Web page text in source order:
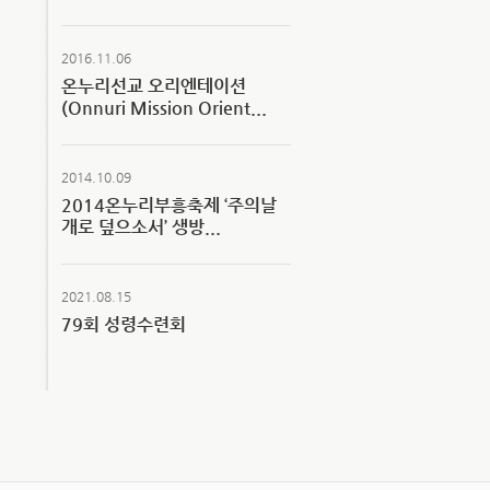
2016.11.06
온누리선교 오리엔테이션
(Onnuri Mission Orient...
2014.10.09
2014온누리부흥축제 ‘주의날
개로 덮으소서’ 생방...
2021.08.15
79회 성령수련회